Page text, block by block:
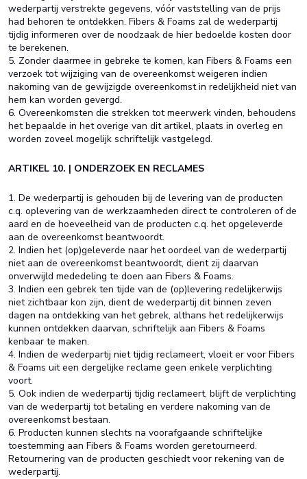
wederpartij verstrekte gegevens, vóór vaststelling van de prijs
had behoren te ontdekken. Fibers & Foams zal de wederpartij
tijdig informeren over de noodzaak de hier bedoelde kosten door
te berekenen.
5. Zonder daarmee in gebreke te komen, kan Fibers & Foams een
verzoek tot wijziging van de overeenkomst weigeren indien
nakoming van de gewijzigde overeenkomst in redelijkheid niet van
hem kan worden gevergd.
6. Overeenkomsten die strekken tot meerwerk vinden, behoudens
het bepaalde in het overige van dit artikel, plaats in overleg en
worden zoveel mogelijk schriftelijk vastgelegd.
ARTIKEL 10. | ONDERZOEK EN RECLAMES
1. De wederpartij is gehouden bij de levering van de producten
c.q. oplevering van de werkzaamheden direct te controleren of de
aard en de hoeveelheid van de producten c.q. het opgeleverde
aan de overeenkomst beantwoordt.
2. Indien het (op)geleverde naar het oordeel van de wederpartij
niet aan de overeenkomst beantwoordt, dient zij daarvan
onverwijld mededeling te doen aan Fibers & Foams.
3. Indien een gebrek ten tijde van de (op)levering redelijkerwijs
niet zichtbaar kon zijn, dient de wederpartij dit binnen zeven
dagen na ontdekking van het gebrek, althans het redelijkerwijs
kunnen ontdekken daarvan, schriftelijk aan Fibers & Foams
kenbaar te maken.
4. Indien de wederpartij niet tijdig reclameert, vloeit er voor Fibers
& Foams uit een dergelijke reclame geen enkele verplichting
voort.
5. Ook indien de wederpartij tijdig reclameert, blijft de verplichting
van de wederpartij tot betaling en verdere nakoming van de
overeenkomst bestaan.
6. Producten kunnen slechts na voorafgaande schriftelijke
toestemming aan Fibers & Foams worden geretourneerd.
Retournering van de producten geschiedt voor rekening van de
wederpartij.